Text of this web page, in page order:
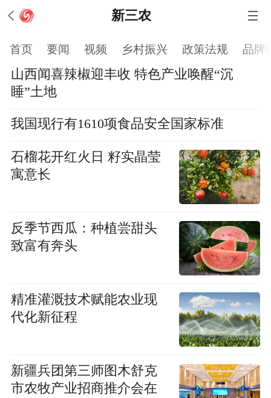
新三农
首页 要闻 视频 乡村振兴 政策法规 品牌
山西闻喜辣椒迎丰收 特色产业唤醒“沉
睡”土地
我国现行有1610项食品安全国家标准
石榴花开红火日 籽实晶莹
寓意长
反季节西瓜：种植尝甜头
致富有奔头
精准灌溉技术赋能农业现
代化新征程
新疆兵团第三师图木舒克
市农牧产业招商推介会在